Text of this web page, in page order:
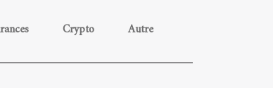
Crypto Autre